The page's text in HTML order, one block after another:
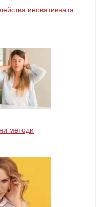
иновативната
методи